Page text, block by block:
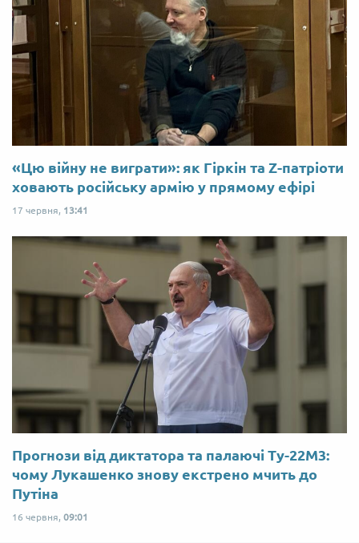
«Цю війну не виграти»: як Гіркін та Z-патріоти
ховають російську армію у прямому ефірі
17 червня, 13:41
Прогнози від диктатора та палаючі Ту-22М3:
чому Лукашенко знову екстрено мчить до
Путіна
16 червня, 09:01